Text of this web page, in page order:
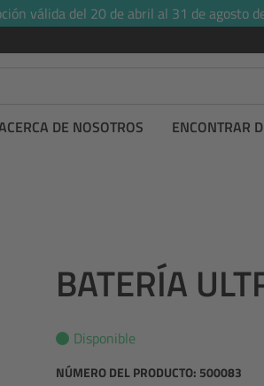
válida del 20 de abril al 31 de agosto
DE NOSOTROS ENCONTRAR
BATERÍA
Disponible
NÚMERO DEL PRODUCTO: 500083